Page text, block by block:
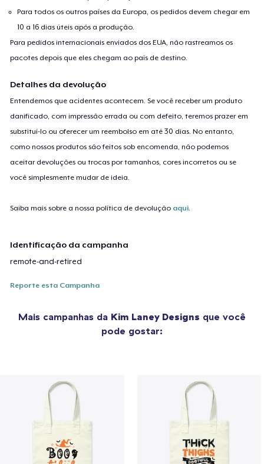
Para todos os outros países da Europa, os pedidos devem chegar em
10 a 16 dias úteis após a produção.
Para pedidos internacionais enviados dos EUA, não rastreamos os
pacotes depois que eles chegam ao país de destino.
Detalhes da devolução
Entendemos que acidentes acontecem. Se você receber um produto
danificado, com impressão errada ou com defeito, teremos prazer em
substituí-lo ou oferecer um reembolso em até 30 dias. No entanto,
como nossos produtos são feitos sob encomenda, não podemos
aceitar devoluções ou trocas por tamanhos, cores incorretos ou se
você simplesmente mudar de ideia.
Saiba mais sobre a nossa política de devolução aqui.
Identificação da campanha
remote-and-retired
Reporte esta Campanha
Mais campanhas da Kim Laney Designs que você
pode gostar: